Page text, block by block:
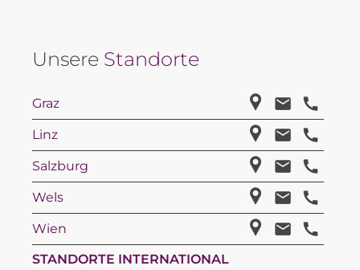
Unsere Standorte
Graz
Linz
Salzburg
Wels
Wien
STANDORTE INTERNATIONAL